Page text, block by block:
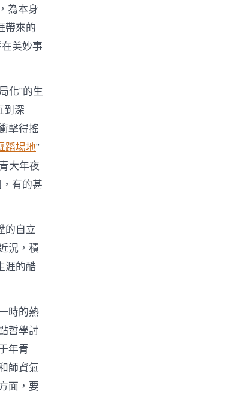
為本身
帶來的
美妙事
化”的生
到深
擊得搖
蹈場地”
大年夜
有的甚
的自立
況，積
涯的酷
時的熱
哲學討
年青
師資氣
面，要